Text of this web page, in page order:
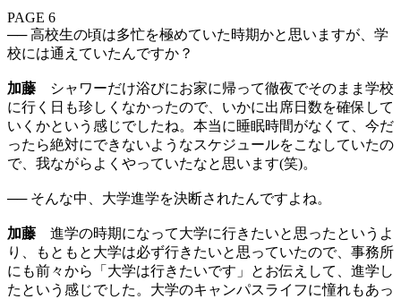
PAGE 6
── 高校生の頃は多忙を極めていた時期かと思いますが、学
校には通えていたんですか？
加藤 シャワーだけ浴びにお家に帰って徹夜でそのまま学校
に行く日も珍しくなかったので、いかに出席日数を確保して
いくかという感じでしたね。本当に睡眠時間がなくて、今だ
ったら絶対にできないようなスケジュールをこなしていたの
で、我ながらよくやっていたなと思います(笑)。
── そんな中、大学進学を決断されたんですよね。
加藤 進学の時期になって大学に行きたいと思ったというよ
り、もともと大学は必ず行きたいと思っていたので、事務所
にも前々から「大学は行きたいです」とお伝えして、進学し
たという感じでした。大学のキャンパスライフに憧れもあっ